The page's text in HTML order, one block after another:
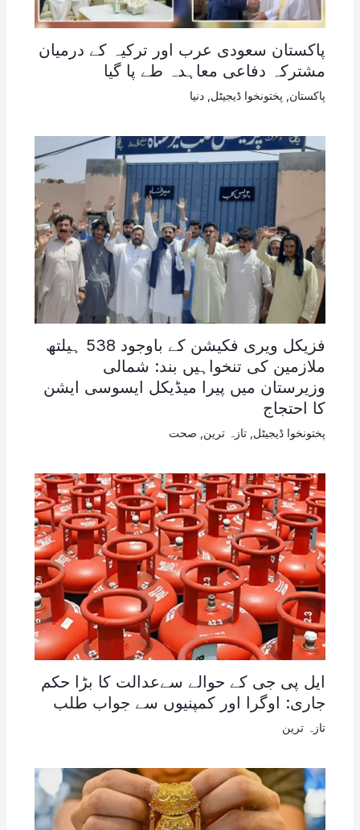
پاکستان سعودی عرب اور ترکیہ کے درمیان
مشترکہ دفاعی معاہدہ طے پا گیا
پاکستان پختونخوا ڈیجیٹل دنیا
فزیکل ویری فکیشن کے باوجود 538 ہیلتھ
ملازمین کی تنخواہیں بند: شمالی
وزیرستان میں پیرا میڈیکل ایسوسی ایشن
کا احتجاج
پختونخوا ڈیجیٹل تازہ ترین صحت
ایل پی جی کے حوالے سےعدالت کا بڑا حکم
جاری: اوگرا اور کمپنیوں سے جواب طلب
تازہ ترین